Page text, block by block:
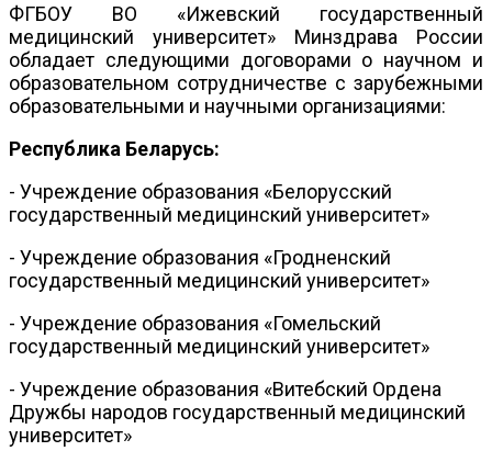
ФГБОУ ВО «Ижевский государственный
медицинский университет» Минздрава России
обладает следующими договорами о научном и
образовательном сотрудничестве с зарубежными
образовательными и научными организациями:
Республика Беларусь:
- Учреждение образования «Белорусский
государственный медицинский университет»
- Учреждение образования «Гродненский
государственный медицинский университет»
- Учреждение образования «Гомельский
государственный медицинский университет»
- Учреждение образования «Витебский Ордена
Дружбы народов государственный медицинский
университет»